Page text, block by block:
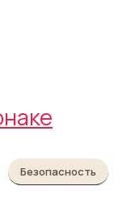
Безопасность